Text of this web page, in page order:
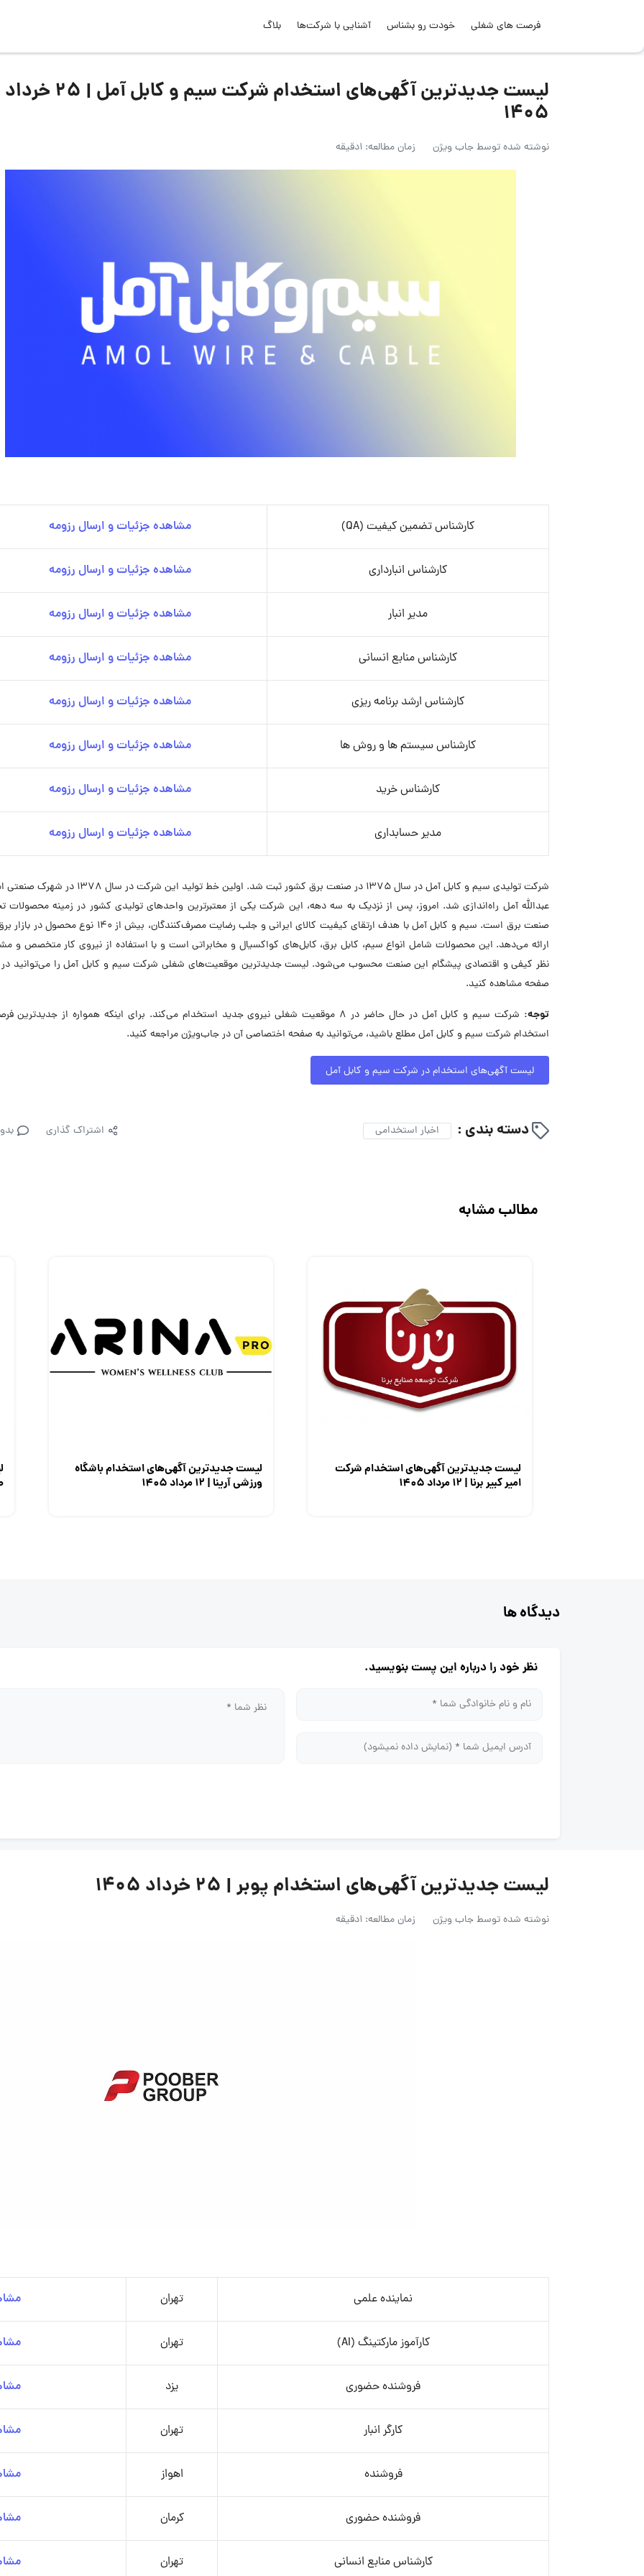
فرصت های شغلی خودت رو بشناس آشنایی با شرکت‌ها بلاگ
لیست جدیدترین آگهی‌های استخدام شرکت سیم و کابل آمل | ۲۵ خرداد
۱۴۰۵
نوشته شده توسطجاب ویژن زمان مطالعه: 1دقیقه
کارشناس تضمین کیفیت (QA) مشاهده جزئیات و ارسال رزومه
کارشناس انبارداری مشاهده جزئیات و ارسال رزومه
مدیر انبار مشاهده جزئیات و ارسال رزومه
کارشناس منابع انسانی مشاهده جزئیات و ارسال رزومه
کارشناس ارشد برنامه ریزی مشاهده جزئیات و ارسال رزومه
کارشناس سیستم ها و روش ها مشاهده جزئیات و ارسال رزومه
کارشناس خرید مشاهده جزئیات و ارسال رزومه
مدیر حسابداری مشاهده جزئیات و ارسال رزومه
شرکت تولیدی سیم و کابل آمل در سال 1375 در صنعت برق کشور ثبت شد. اولین خط تولید این
عبدالله آمل راه‌اندازی شد. امروز، پس از نزدیک به سه دهه، این شرکت یکی از معتبرترین واحدهای تولیدی کشور در زمینه
صنعت برق است. سیم و کابل آمل با هدف ارتقای کیفیت کالای ایرانی و جلب رضایت مصرف‌کنندگان، بیش از
ارائه می‌دهد. این محصولات شامل انواع سیم، کابل برق، کابل‌های کواکسیال و مخابراتی است و با استفاده از نیروی کار متخصص و
نظر کیفی و اقتصادی پیشگام این صنعت محسوب می‌شود. لیست جدیدترین موقعیت‌های شغلی شرکت سیم و کابل آمل را می‌توانید در
صفحه مشاهده کنید.
توجه:
شرکت سیم و کابل آمل در حال حاضر در ۸ موقعیت شغلی نیروی جدید استخدام می‌کند. برای اینکه همواره از
استخدام شرکت سیم و کابل آمل مطلع باشید، می‌توانید به صفحه اختصاصی آن در جاب‌ویژن مراجعه کنید.
لیست آگهی‌های استخدام در شرکت سیم و کابل آمل
دسته بندی : اخبار استخدامی اشتراک گذاری
مطالب مشابه
لیست جدیدترین آگهی‌های استخدام شرکت
امیر کبیر برنا | ۱۲ مرداد ۱۴۰۵
لیست جدیدترین آگهی‌های استخدام باشگاه
ورزشی آرینا | ۱۲ مرداد ۱۴۰۵
دیدگاه ها
نظر خود را درباره این پست بنویسید.
لیست جدیدترین آگهی‌های استخدام پوبر | ۲۵ خرداد ۱۴۰۵
نوشته شده توسطجاب ویژن زمان مطالعه: 1دقیقه
نماینده علمی تهران
کارآموز مارکتینگ (AI) تهران
فروشنده حضوری یزد
کارگر انبار تهران
فروشنده اهواز
فروشنده حضوری کرمان
کارشناس منابع انسانی تهران